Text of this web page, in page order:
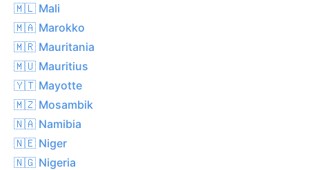
🇲🇱 Mali
🇲🇦 Marokko
🇲🇷 Mauritania
🇲🇺 Mauritius
🇾🇹 Mayotte
🇲🇿 Mosambik
🇳🇦 Namibia
🇳🇪 Niger
🇳🇬 Nigeria